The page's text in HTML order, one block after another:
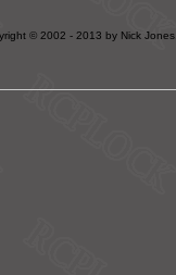
© 2002 - 2013 by Nick Jones.